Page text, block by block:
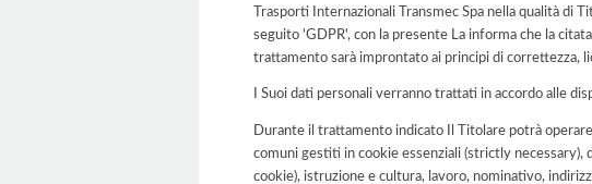
Trasporti Internazionali Transmec Spa nella qualità
seguito 'GDPR', con la presente La informa che la
trattamento sarà improntato ai principi di correttezza,
I Suoi dati personali verranno trattati in accordo alle
Durante il trattamento indicato Il Titolare potrà
comuni gestiti in cookie essenziali (strictly
cookie), istruzione e cultura, lavoro, nominativo,